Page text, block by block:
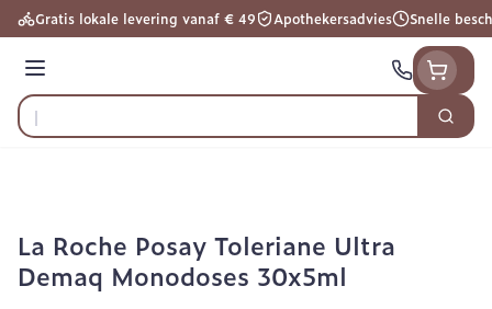
Ga naar de inhoud
Gratis lokale levering vanaf € 49 Apothekersadvies Snelle
Menu
Product, merk, categorie...
Zoek
La Roche Posay Toleriane Ultra
Demaq Monodoses 30x5ml